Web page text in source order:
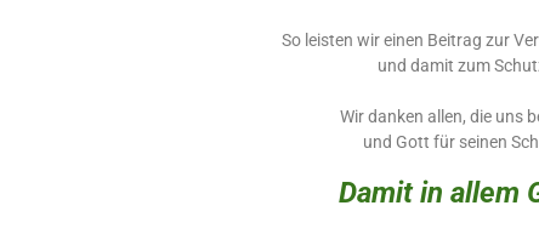
So leisten wir einen Beitrag zur
und damit zum
Wir danken allen, die uns
und Gott für seinen
Damit in allem